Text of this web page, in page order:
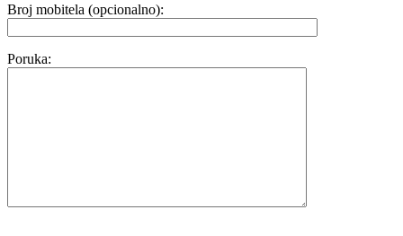
Broj mobitela (opcionalno):
Poruka: